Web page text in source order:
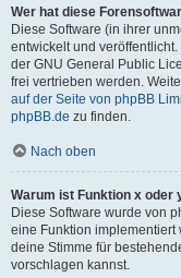
Wer hat diese
Diese Software (in ihrer
entwickelt und
der GNU General Public
frei vertrieben werden.
auf der Seite von phpBB
phpBB.de zu finden.
Nach oben
Warum ist Funktion x oder
Diese Software wurde von
eine Funktion
deine Stimme für
vorschlagen kannst.